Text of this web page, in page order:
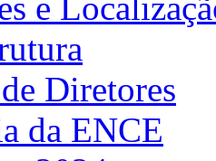
Diretores
da ENCE